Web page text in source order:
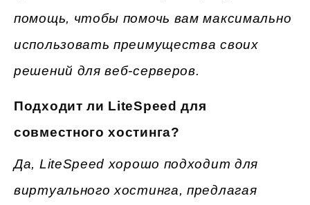
помощь, чтобы помочь вам максимально
использовать преимущества своих
решений для веб-серверов.
Подходит ли LiteSpeed для
совместного хостинга?
Да, LiteSpeed хорошо подходит для
виртуального хостинга, предлагая